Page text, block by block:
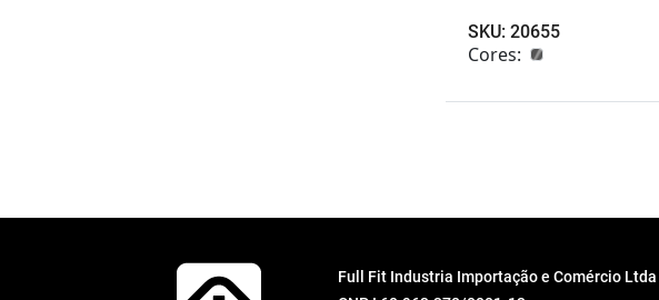
Madrid
SKU: 20655
Cores:
Full Fit Industria Importação e Comércio Ltda